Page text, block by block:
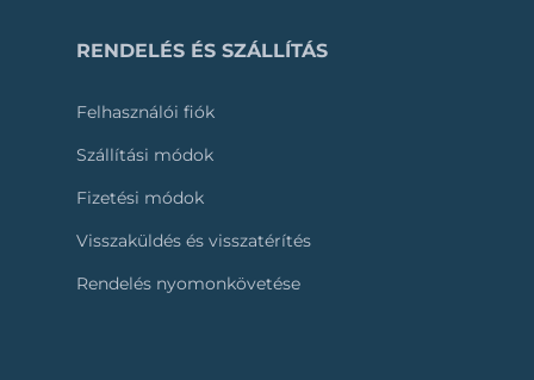
RENDELÉS ÉS SZÁLLÍTÁS
Felhasználói fiók
Szállítási módok
Fizetési módok
Visszaküldés és visszatérítés
Rendelés nyomonkövetése